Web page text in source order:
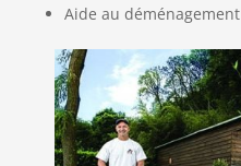
Aide au déménagement